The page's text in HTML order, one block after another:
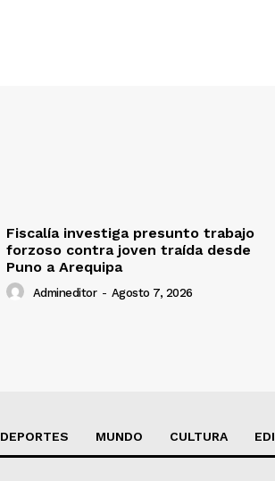
Fiscalía investiga presunto trabajo
forzoso contra joven traída desde
Puno a Arequipa
Admineditor - Agosto 7, 2026
DEPORTES MUNDO CULTURA